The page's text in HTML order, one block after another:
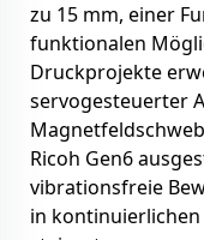
zu 15 mm, einer
funktionalen
Druckprojekte
servogesteuerter
Ricoh Gen6
vibrationsfreie
in